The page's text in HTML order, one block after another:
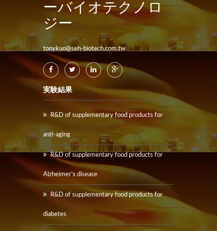
ーバイオテクノロ
ジー
tonykuo@seh-biotech.com.tw
実験結果
R&D of supplementary food products for
anti-aging
R&D of supplementary food products for
Alzheimer’s disease
R&D of supplementary food products for
diabetes